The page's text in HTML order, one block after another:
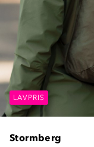
LAVPRIS
LAVPRIS
Stormberg